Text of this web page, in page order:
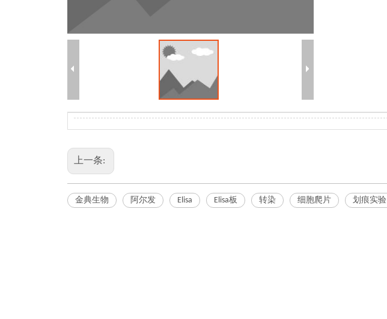
上一条:
金典生物 阿尔发 Elisa Elisa板 转染 细胞爬片 划痕实验